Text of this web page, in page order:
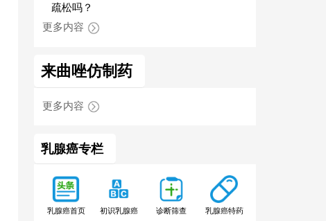
疏松吗？
更多内容
来曲唑仿制药
更多内容
乳腺癌专栏
乳腺癌首页 初识乳腺癌 诊断筛查 乳腺癌特药